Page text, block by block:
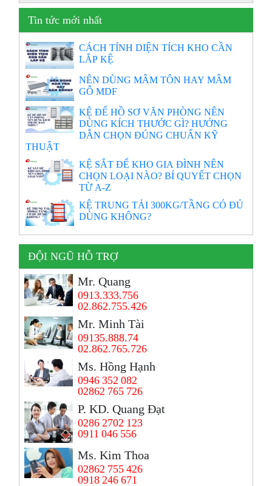
Tin tức mới nhất
CÁCH TÍNH DIỆN TÍCH KHO CẦN
LẮP KỆ
NÊN DÙNG MÂM TÔN HAY MÂM
GỖ MDF
KỆ ĐỂ HỒ SƠ VĂN PHÒNG NÊN
DÙNG KÍCH THƯỚC GÌ? HƯỚNG
DẪN CHỌN ĐÚNG CHUẨN KỸ
THUẬT
KỆ SẮT ĐỂ KHO GIA ĐÌNH NÊN
CHỌN LOẠI NÀO? BÍ QUYẾT CHỌN
TỪ A-Z
KỆ TRUNG TẢI 300KG/TẦNG CÓ ĐỦ
DÙNG KHÔNG?
ĐỘI NGŨ HỖ TRỢ
Mr. Quang
0913.333.756
02.862.755.426
Mr. Minh Tài
09135.888.74
02.862.765.726
Ms. Hồng Hạnh
0946 352 082
02862 765 726
P. KD. Quang Đạt
0286 2702 123
0911 046 556
Ms. Kim Thoa
02862 755 426
0918 246 671